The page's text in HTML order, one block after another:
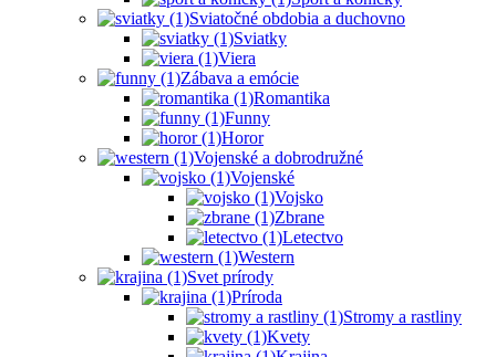
Sviatočné obdobia a duchovno
Sviatky
Viera
Zábava a emócie
Romantika
Funny
Horor
Vojenské a dobrodružné
Vojenské
Vojsko
Zbrane
Letectvo
Western
Svet prírody
Príroda
Stromy a rastliny
Kvety